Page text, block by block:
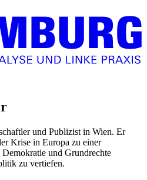
und Publizist in Wien. Er
Krise in Europa zu einer
und Grundrechte
zu vertiefen.